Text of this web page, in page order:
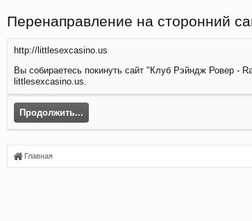
Перенаправление на сторонний
http://littlesexcasino.us
Вы собираетесь покинуть сайт "Клуб Рэйндж Ровер -
littlesexcasino.us.
Продолжить...
Главная